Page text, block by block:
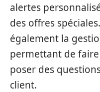
alertes
des offres
également la
permettant de
poser des
client.